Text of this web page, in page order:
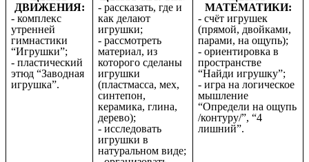
ДВИЖЕНИЯ:
- комплекс
утренней
гимнастики
“Игрушки”;
- пластический
этюд “Заводная
игрушка”.
- рассказать, где и
как делают
игрушки;
- рассмотреть
материал, из
которого сделаны
игрушки
(пластмасса, мех,
синтепон,
керамика, глина,
дерево);
- исследовать
игрушки в
натуральном виде;
МАТЕМАТИКИ:
- счёт игрушек
(прямой, двойками,
парами, на ощупь);
- ориентировка в
пространстве
“Найди игрушку”;
- игра на логическое
мышление
“Определи на ощупь
/контуру/”, “4
лишний”.